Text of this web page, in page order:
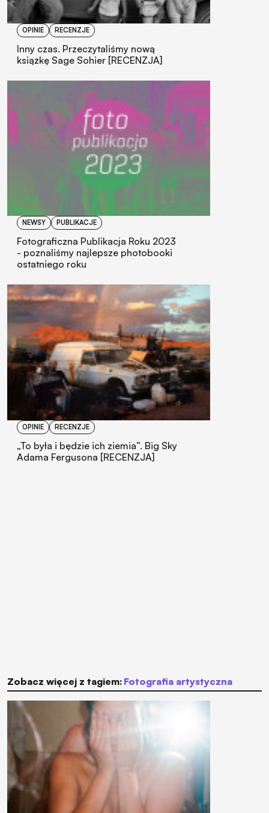
OPINIE RECENZJE
Inny czas. Przeczytaliśmy nową
książkę Sage Sohier [RECENZJA]
NEWSY PUBLIKACJE
Fotograficzna Publikacja Roku 2023
- poznaliśmy najlepsze photobooki
ostatniego roku
OPINIE RECENZJE
„To była i będzie ich ziemia”. Big Sky
Adama Fergusona [RECENZJA]
Zobacz więcej z tagiem: fotografia artystyczna